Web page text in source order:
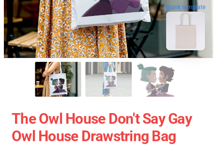
blank template
The Owl House Don't Say Gay
Owl House Drawstring Bag